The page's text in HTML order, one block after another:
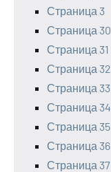
Страница 3
Страница 30
Страница 31
Страница 32
Страница 33
Страница 34
Страница 35
Страница 36
Страница 37